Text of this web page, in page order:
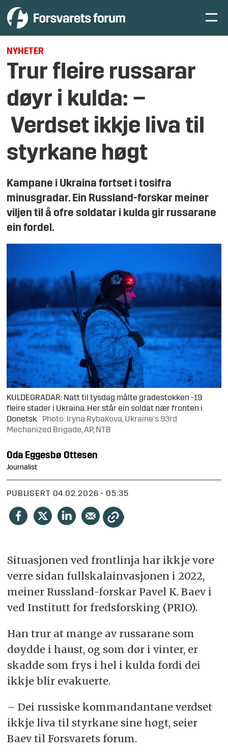
NYHETER
Trur fleire russarar
døyr i kulda: –
Verdset ikkje liva til
styrkane høgt
Kampane i Ukraina fortset i tosifra
minusgradar. Ein Russland-forskar meiner
viljen til å ofre soldatar i kulda gir russarane
ein fordel.
KULDEGRADAR: Natt til tysdag målte gradestokken -19
fleire stader i Ukraina. Her står ein soldat nær fronten i
Donetsk.
Photo: Iryna Rybakova, Ukraine's 93rd
Mechanized Brigade, AP, NTB
Oda Eggesbø Ottesen
Journalist
PUBLISERT 04.02.2026 - 05:35
Situasjonen ved frontlinja har ikkje vore
verre sidan fullskalainvasjonen i 2022,
meiner Russland-forskar Pavel K. Baev i
ved Institutt for fredsforsking (PRIO).
Han trur at mange av russarane som
døydde i haust, og som dør i vinter, er
skadde som frys i hel i kulda fordi dei
ikkje blir evakuerte.
– Dei russiske kommandantane verdset
ikkje liva til styrkane sine høgt, seier
Baev til Forsvarets forum.